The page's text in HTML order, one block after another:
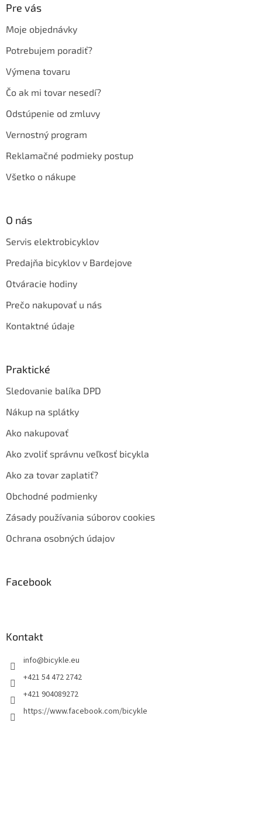
Pre vás
Moje objednávky
Potrebujem poradiť?
Výmena tovaru
Čo ak mi tovar nesedí?
Odstúpenie od zmluvy
Vernostný program
Reklamačné podmieky postup
Všetko o nákupe
O nás
Servis elektrobicyklov
Predajňa bicyklov v Bardejove
Otváracie hodiny
Prečo nakupovať u nás
Kontaktné údaje
Praktické
Sledovanie balíka DPD
Nákup na splátky
Ako nakupovať
Ako zvoliť správnu veľkosť bicykla
Ako za tovar zaplatiť?
Obchodné podmienky
Zásady používania súborov cookies
Ochrana osobných údajov
Facebook
Kontakt
info@bicykle.eu
+421 54 472 2742
+421 904089272
https://www.facebook.com/bicykle